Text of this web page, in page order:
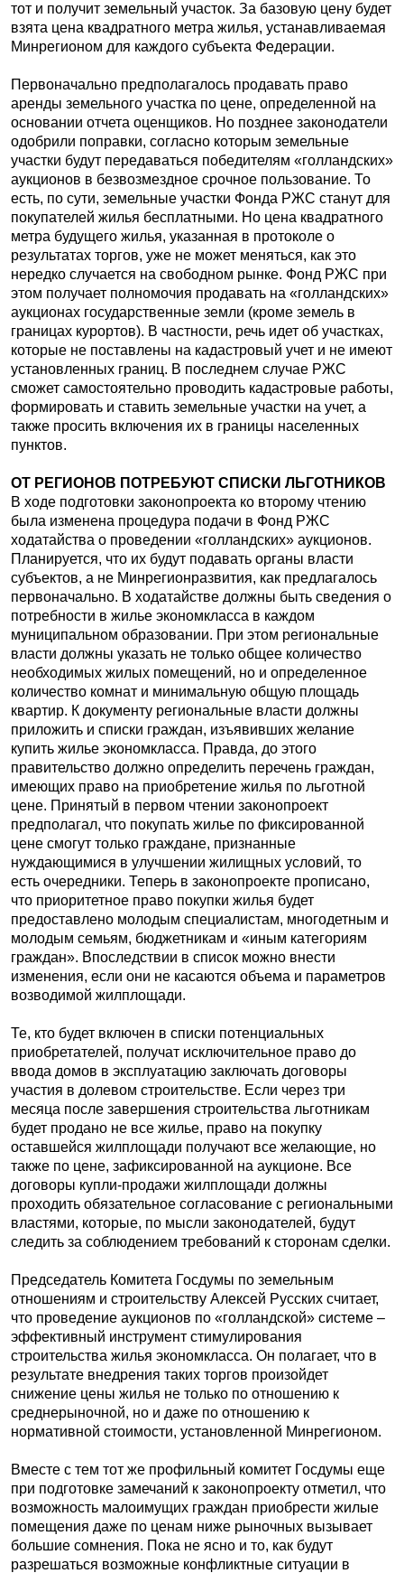
тот и получит земельный участок. За базовую цену будет
взята цена квадратного метра жилья, устанавливаемая
Минрегионом для каждого субъекта Федерации.
Первоначально предполагалось продавать право
аренды земельного участка по цене, определенной на
основании отчета оценщиков. Но позднее законодатели
одобрили поправки, согласно которым земельные
участки будут передаваться победителям «голландских»
аукционов в безвозмездное срочное пользование. То
есть, по сути, земельные участки Фонда РЖС станут для
покупателей жилья бесплатными. Но цена квадратного
метра будущего жилья, указанная в протоколе о
результатах торгов, уже не может меняться, как это
нередко случается на свободном рынке. Фонд РЖС при
этом получает полномочия продавать на «голландских»
аукционах государственные земли (кроме земель в
границах курортов). В частности, речь идет об участках,
которые не поставлены на кадастровый учет и не имеют
установленных границ. В последнем случае РЖС
сможет самостоятельно проводить кадастровые работы,
формировать и ставить земельные участки на учет, а
также просить включения их в границы населенных
пунктов.
ОТ РЕГИОНОВ ПОТРЕБУЮТ СПИСКИ ЛЬГОТНИКОВ
В ходе подготовки законопроекта ко второму чтению
была изменена процедура подачи в Фонд РЖС
ходатайства о проведении «голландских» аукционов.
Планируется, что их будут подавать органы власти
субъектов, а не Минрегионразвития, как предлагалось
первоначально. В ходатайстве должны быть сведения о
потребности в жилье экономкласса в каждом
муниципальном образовании. При этом региональные
власти должны указать не только общее количество
необходимых жилых помещений, но и определенное
количество комнат и минимальную общую площадь
квартир. К документу региональные власти должны
приложить и списки граждан, изъявивших желание
купить жилье экономкласса. Правда, до этого
правительство должно определить перечень граждан,
имеющих право на приобретение жилья по льготной
цене. Принятый в первом чтении законопроект
предполагал, что покупать жилье по фиксированной
цене смогут только граждане, признанные
нуждающимися в улучшении жилищных условий, то
есть очередники. Теперь в законопроекте прописано,
что приоритетное право покупки жилья будет
предоставлено молодым специалистам, многодетным и
молодым семьям, бюджетникам и «иным категориям
граждан». Впоследствии в список можно внести
изменения, если они не касаются объема и параметров
возводимой жилплощади.
Те, кто будет включен в списки потенциальных
приобретателей, получат исключительное право до
ввода домов в эксплуатацию заключать договоры
участия в долевом строительстве. Если через три
месяца после завершения строительства льготникам
будет продано не все жилье, право на покупку
оставшейся жилплощади получают все желающие, но
также по цене, зафиксированной на аукционе. Все
договоры купли-продажи жилплощади должны
проходить обязательное согласование с региональными
властями, которые, по мысли законодателей, будут
следить за соблюдением требований к сторонам сделки.
Председатель Комитета Госдумы по земельным
отношениям и строительству Алексей Русских считает,
что проведение аукционов по «голландской» системе –
эффективный инструмент стимулирования
строительства жилья экономкласса. Он полагает, что в
результате внедрения таких торгов произойдет
снижение цены жилья не только по отношению к
среднерыночной, но и даже по отношению к
нормативной стоимости, установленной Минрегионом.
Вместе с тем тот же профильный комитет Госдумы еще
при подготовке замечаний к законопроекту отметил, что
возможность малоимущих граждан приобрести жилые
помещения даже по ценам ниже рыночных вызывает
большие сомнения. Пока не ясно и то, как будут
разрешаться возможные конфликтные ситуации в